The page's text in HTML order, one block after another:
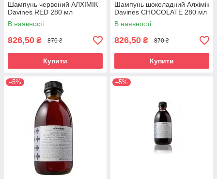
Шампунь червоний АЛХІМІК
Davines RED 280 мл
В наявності
826,50 ₴ 870 ₴
Купити
Шампунь шоколадний Алхімік
Davines CHOCOLATE 280 мл
В наявності
826,50 ₴ 870 ₴
Купити
–5% –5%